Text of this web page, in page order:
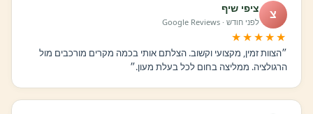
צ ציפי שיף
לפני חודש · Google Reviews
★★★★★
״הצוות זמין, מקצועי וקשוב. הצלתם אותי בכמה מקרים מורכבים מול
הרגולציה. ממליצה בחום לכל בעלת מעון.״